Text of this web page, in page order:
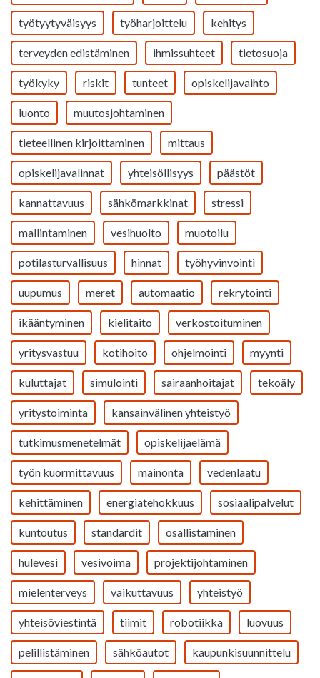
työtyytyväisyys työharjoittelu kehitys
terveyden edistäminen ihmissuhteet tietosuoja
työkyky riskit tunteet opiskelijavaihto
luonto muutosjohtaminen
tieteellinen kirjoittaminen mittaus
opiskelijavalinnat yhteisöllisyys päästöt
kannattavuus sähkömarkkinat stressi
mallintaminen vesihuolto muotoilu
potilasturvallisuus hinnat työhyvinvointi
uupumus meret automaatio rekrytointi
ikääntyminen kielitaito verkostoituminen
yritysvastuu kotihoito ohjelmointi myynti
kuluttajat simulointi sairaanhoitajat tekoäly
yritystoiminta kansainvälinen yhteistyö
tutkimusmenetelmät opiskelijaelämä
työn kuormittavuus mainonta vedenlaatu
kehittäminen energiatehokkuus sosiaalipalvelut
kuntoutus standardit osallistaminen
hulevesi vesivoima projektijohtaminen
mielenterveys vaikuttavuus yhteistyö
yhteisöviestintä tiimit robotiikka luovuus
pelillistäminen sähköautot kaupunkisuunnittelu